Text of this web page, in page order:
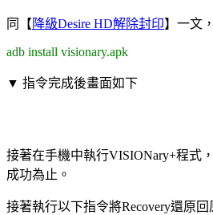
同【 降級Desire HD解除封印】一文
adb install visionary.apk
▼ 指令完成後畫面如下
接著在手機中執行VISIONary+程式
成功為止。
接著執行以下指令將Recovery還原回